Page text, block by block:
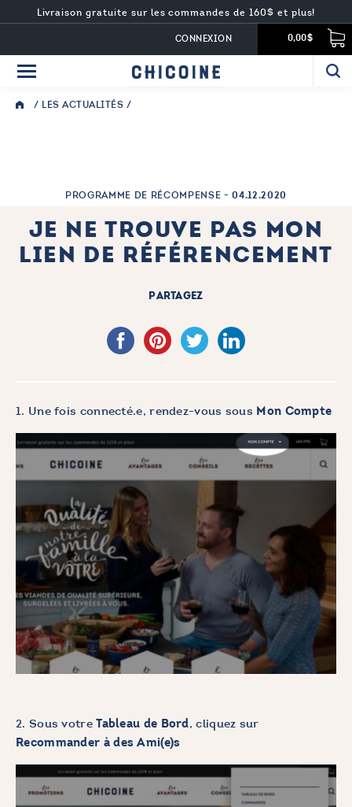
Livraison gratuite sur les commandes de 160$ et plus!
0,00$
CONNEXION
/ LES ACTUALITÉS /
PROGRAMME DE RÉCOMPENSE -04.12.2020
JE NE TROUVE PAS MON
LIEN DE RÉFÉRENCEMENT
PARTAGEZ
1. Une fois connecté.e, rendez-vous sous Mon Compte
2. Sous votreTableau de Bord, cliquez sur
Recommander à des Ami(e)s